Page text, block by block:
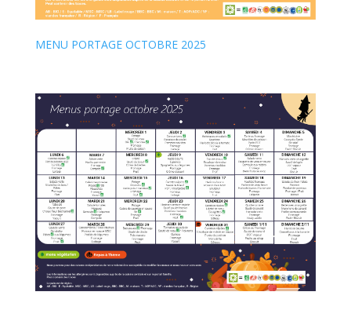
MENU PORTAGE OCTOBRE 2025